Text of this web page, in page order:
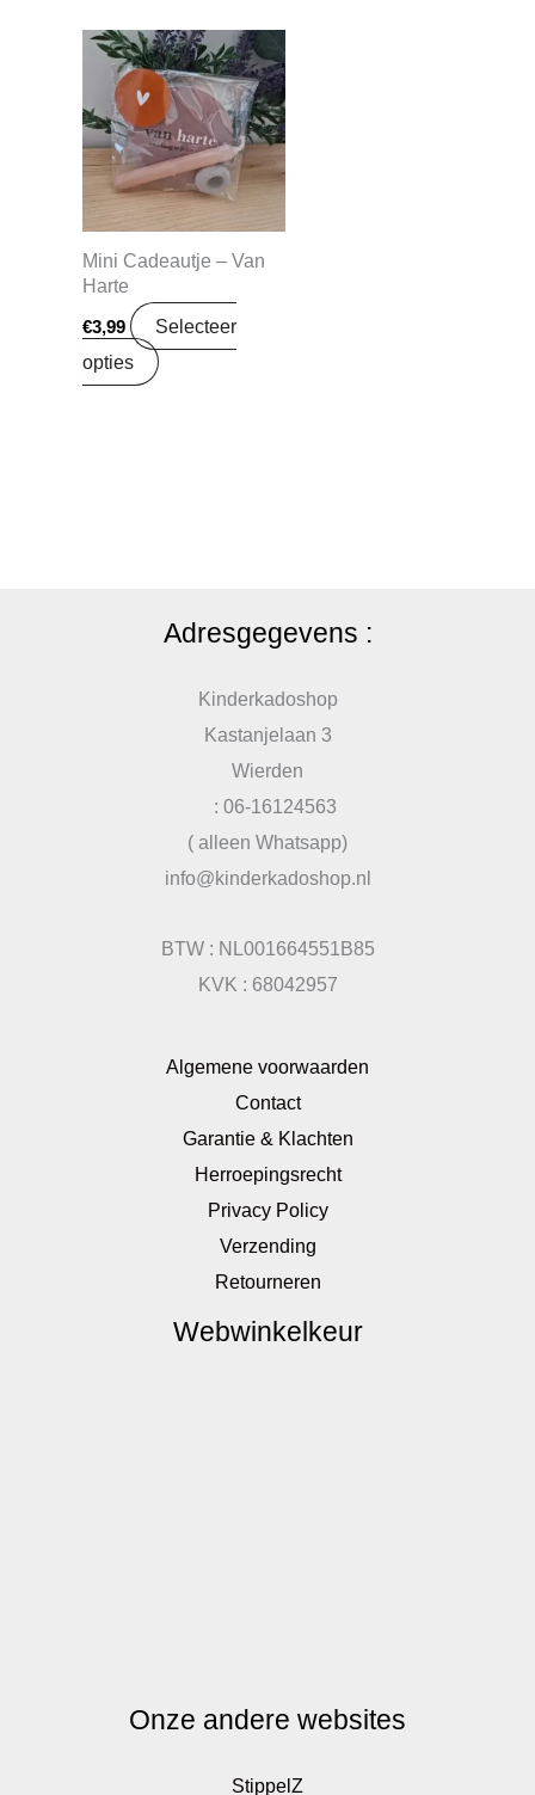
Mini Cadeautje – Van
Harte
€3,99
Selecteer
opties
Adresgegevens :
Kinderkadoshop
Kastanjelaan 3
Wierden
: 06-16124563
( alleen Whatsapp)
info@kinderkadoshop.nl
BTW : NL001664551B85
KVK : 68042957
Algemene voorwaarden
Contact
Garantie & Klachten
Herroepingsrecht
Privacy Policy
Verzending
Retourneren
Webwinkelkeur
Onze andere websites
StippelZ